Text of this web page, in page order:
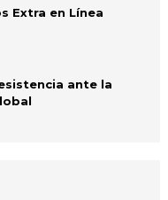
Extra en Línea
ante la